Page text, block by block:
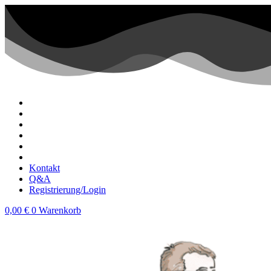
Zum
Inhalt
wechseln
Kontakt
Q&A
Registrierung/Login
0,00 € 0 Warenkorb